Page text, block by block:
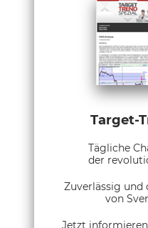
Target-
Tägliche
der
Zuverlässig und
von
Jetzt